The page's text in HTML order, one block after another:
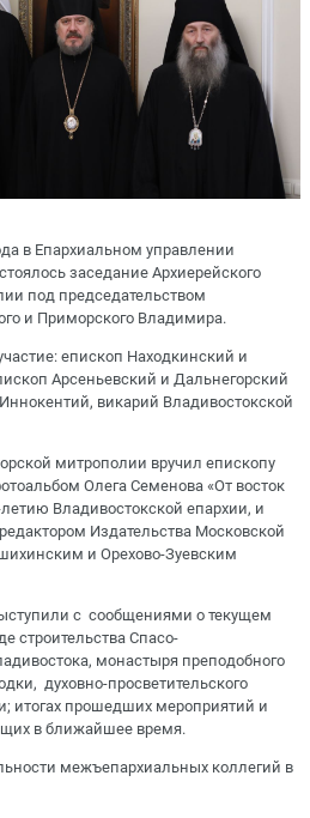
в Епархиальном управлении
заседание Архиерейского
под председательством
и Приморского Владимира.
епископ Находкинский и
Арсеньевский и Дальнегорский
викарий Владивостокской
митрополии вручил епископу
Олега Семенова «От восток
Владивостокской епархии, и
Издательства Московской
и Орехово-Зуевским
с сообщениями о текущем
строительства Спасо-
монастыря преподобного
духовно-просветительского
итогах прошедших мероприятий и
в ближайшее время.
межъепархиальных коллегий в